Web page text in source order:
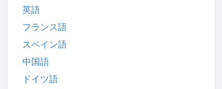
英語
フランス語
スペイン語
中国語
ドイツ語